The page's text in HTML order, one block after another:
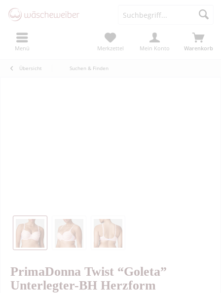
Menü Warenkorb
Merkzettel Mein Konto
Übersicht Suchen & Finden
PrimaDonna Twist “Goleta”
Unterlegter-BH Herzform